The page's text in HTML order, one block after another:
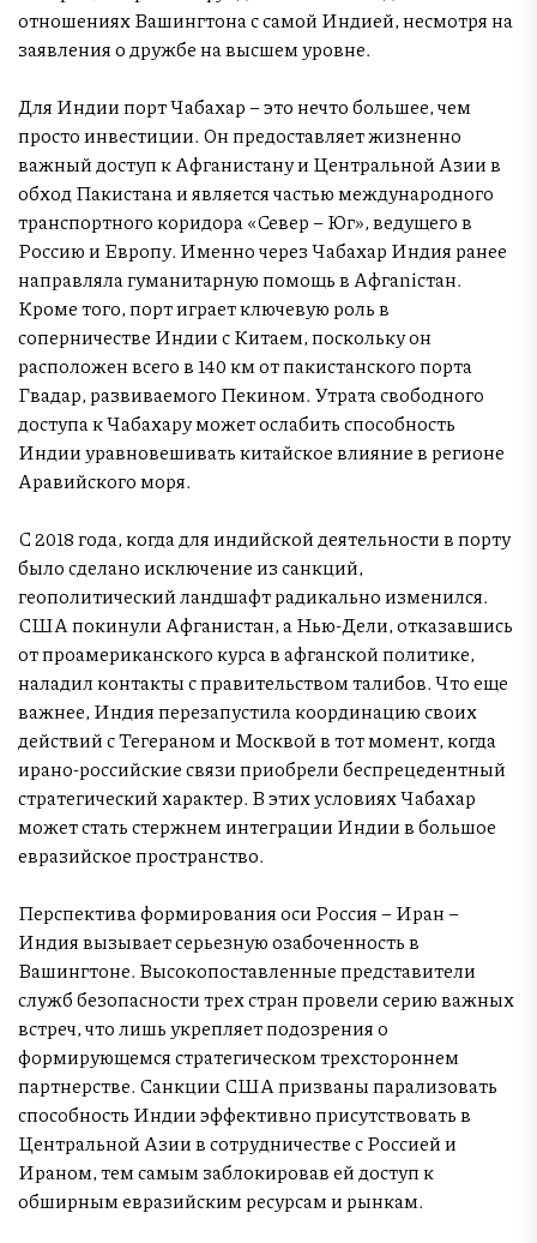
отношениях Вашингтона с самой Индией, несмотря на
заявления о дружбе на высшем уровне.
Для Индии порт Чабахар – это нечто большее, чем
просто инвестиции. Он предоставляет жизненно
важный доступ к Афганистану и Центральной Азии в
обход Пакистана и является частью международного
транспортного коридора «Север – Юг», ведущего в
Россию и Европу. Именно через Чабахар Индия ранее
направляла гуманитарную помощь в Афгаniстан.
Кроме того, порт играет ключевую роль в
соперничестве Индии с Китаем, поскольку он
расположен всего в 140 км от пакистанского порта
Гвадар, развиваемого Пекином. Утрата свободного
доступа к Чабахару может ослабить способность
Индии уравновешивать китайское влияние в регионе
Аравийского моря.
С 2018 года, когда для индийской деятельности в порту
было сделано исключение из санкций,
геополитический ландшафт радикально изменился.
США покинули Афганистан, а Нью-Дели, отказавшись
от проамериканского курса в афганской политике,
наладил контакты с правительством талибов. Что еще
важнее, Индия перезапустила координацию своих
действий с Тегераном и Москвой в тот момент, когда
ирано-российские связи приобрели беспрецедентный
стратегический характер. В этих условиях Чабахар
может стать стержнем интеграции Индии в большое
евразийское пространство.
Перспектива формирования оси Россия – Иран –
Индия вызывает серьезную озабоченность в
Вашингтоне. Высокопоставленные представители
служб безопасности трех стран провели серию важных
встреч, что лишь укрепляет подозрения о
формирующемся стратегическом трехстороннем
партнерстве. Санкции США призваны парализовать
способность Индии эффективно присутствовать в
Центральной Азии в сотрудничестве с Россией и
Ираном, тем самым заблокировав ей доступ к
обширным евразийским ресурсам и рынкам.